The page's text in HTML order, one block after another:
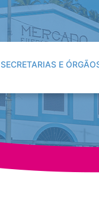
SECRETARIAS E